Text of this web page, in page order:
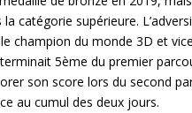
catégorie supérieure.
champion du monde 3D et
5ème du premier
son score lors du second
au cumul des deux jours.